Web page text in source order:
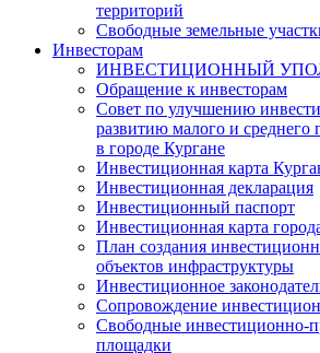
территорий
Свободные земельные
Инвесторам
ИНВЕСТИЦИОННЫЙ
Обращение к инвесторам
Совет по улучшению
развитию малого и среднего
в городе Кургане
Инвестиционная карта
Инвестиционная декларация
Инвестиционный паспорт
Инвестиционная карта
План создания
объектов инфраструктуры
Инвестиционное
Сопровождение
Свободные инвестиционно-
площадки